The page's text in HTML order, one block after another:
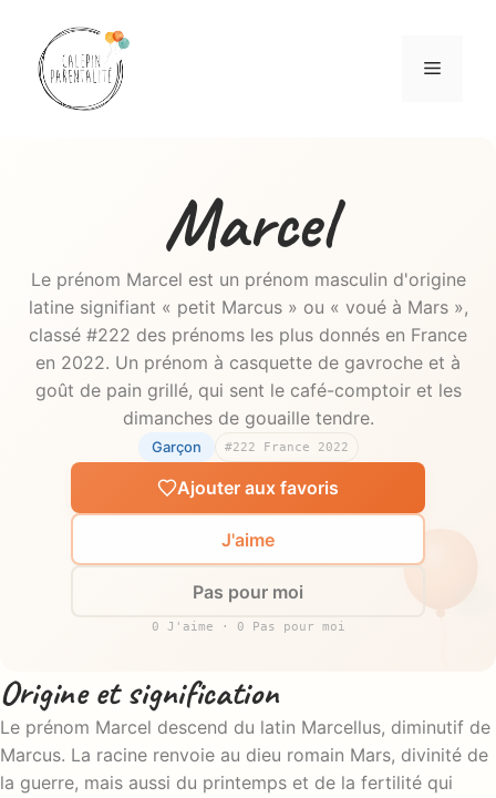
contenu
Menu
Marcel
Le prénom Marcel est un prénom masculin d'origine
latine signifiant « petit Marcus » ou « voué à Mars »,
classé #222 des prénoms les plus donnés en France
en 2022. Un prénom à casquette de gavroche et à
goût de pain grillé, qui sent le café-comptoir et les
dimanches de gouaille tendre.
Garçon #222 France 2022
Ajouter aux favoris
J'aime
Pas pour moi
0 J'aime · 0 Pas pour moi
Origine et signification
Le prénom Marcel descend du latin Marcellus, diminutif de
Marcus. La racine renvoie au dieu romain Mars, divinité de
la guerre, mais aussi du printemps et de la fertilité qui